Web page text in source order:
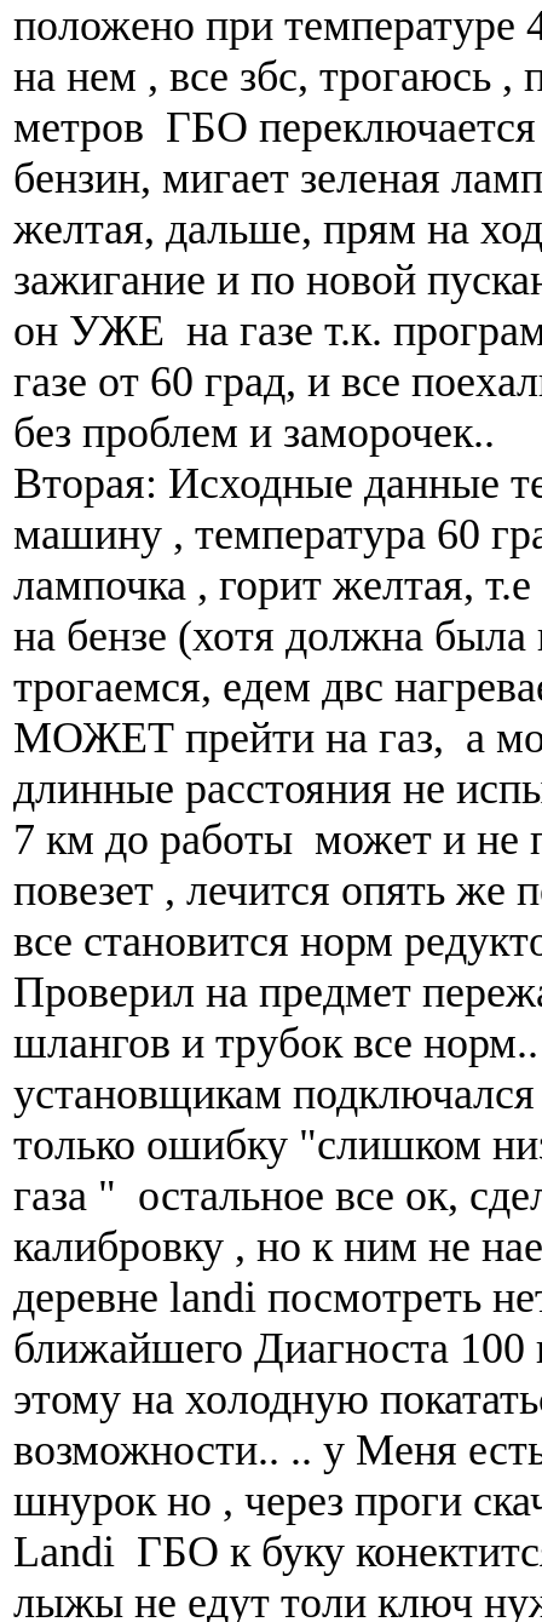
положено при температуре
на нем , все збс, трогаюсь
метров ГБО переключается
бензин, мигает зеленая
желтая, дальше, прям на
зажигание и по новой
он УЖЕ на газе т.к.
газе от 60 град, и все
без проблем и заморочек..
Вторая: Исходные данные
машину , температура 60
лампочка , горит желтая,
на бензе (хотя должна была
трогаемся, едем двс
МОЖЕТ прейти на газ, а
длинные расстояния не
7 км до работы может и не
повезет , лечится опять же
все становится норм
Проверил на предмет
шлангов и трубок все
установщикам
только ошибку "слишком
газа " остальное все ок,
калибровку , но к ним не
деревне landi посмотреть
ближайшего Диагноста 100
этому на холодную
возможности.. .. у Меня
шнурок но , через проги
Landi ГБО к буку
лыжы не едут толи ключ